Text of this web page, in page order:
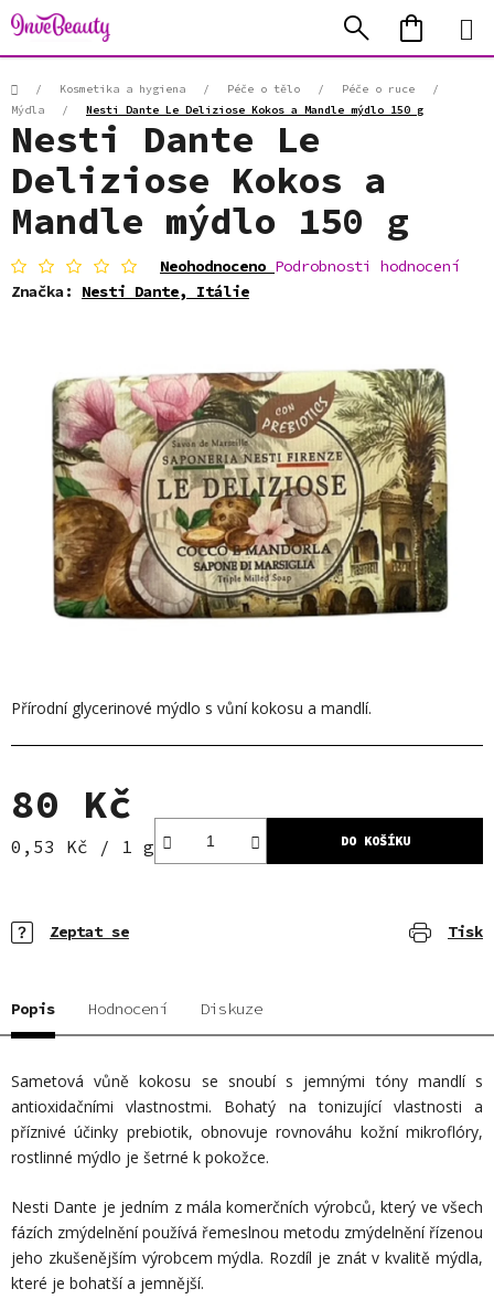
Přejít
na
obsah
Hledat
KOŠÍK
Domů/ Kosmetika a hygiena / Péče o tělo / Péče o ruce
/
Mýdla
/ Nesti Dante Le Deliziose Kokos a Mandle mýdlo 150 g
Přírodní glycerinové mýdlo s vůní kokosu a mandlí.
80 Kč
Měrná cena:
0,53 Kč / 1 g DO KOŠÍKU
Tisk
Zeptat se
Nesti Dante Le
Deliziose Kokos a
Mandle mýdlo 150 g
Průměrné
hodnocení
produktu
5
hvězdiček.
Neohodnoceno Podrobnosti hodnocení
Značka: Nesti Dante, Itálie
Popis Hodnocení Diskuze
Sametová vůně kokosu se snoubí s jemnými tóny mandlí s
antioxidačními vlastnostmi. Bohatý na tonizující vlastnosti a
příznivé účinky prebiotik, obnovuje rovnováhu kožní mikroflóry,
rostlinné mýdlo je šetrné k pokožce.
Nesti Dante je jedním z mála komerčních výrobců, který ve všech
fázích zmýdelnění používá řemeslnou metodu zmýdelnění řízenou
jeho zkušenějším výrobcem mýdla. Rozdíl je znát v kvalitě mýdla,
které je bohatší a jemnější.